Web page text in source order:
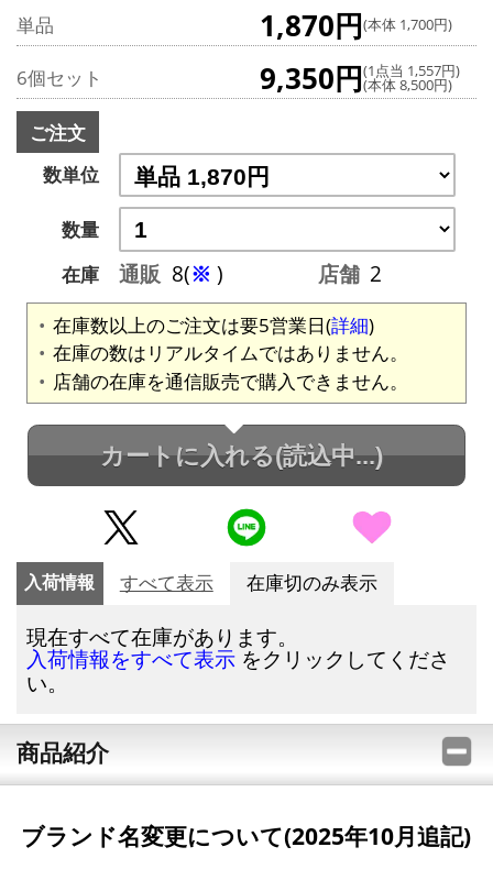
単品 1,870円(本体 1,700円)
6個セット 9,350円(1点当 1,557円)
(本体 8,500円)
ご注文
数単位
数量
在庫
通販 8(※ ) 店舗 2
在庫数以上のご注文は要5営業日(詳細)
在庫の数はリアルタイムではありません。
店舗の在庫を通信販売で購入できません。
カートに入れる(読込中...)
入荷情報 すべて表示 在庫切のみ表示
現在すべて在庫があります。
入荷情報をすべて表示 をクリックしてくださ
い。
商品紹介
ブランド名変更について(2025年10月追記)